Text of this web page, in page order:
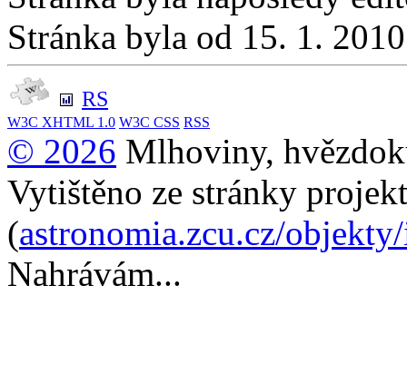
Stránka byla od 15. 1.
RS
W3C XHTML 1.0 W3C CSS RSS
© 2026 Mlhoviny,
Vytištěno ze stránky
(astronomia.zcu.cz/
Nahrávám...